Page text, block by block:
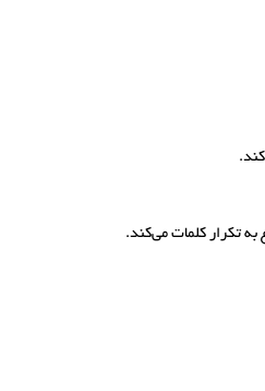
به تکرار کلمات می‌کند.